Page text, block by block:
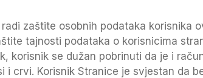
zaštite osobnih podataka korisnika
tajnosti podataka o korisnicima
korisnik se dužan pobrinuti da je i
crvi. Korisnik Stranice je svjestan da